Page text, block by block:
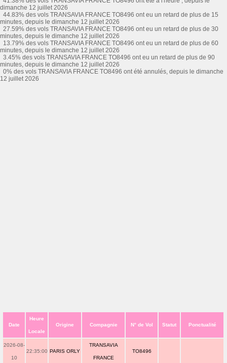
dimanche 12 juillet 2026
44.83% des vols TRANSAVIA FRANCE TO8496 ont eu un retard de plus de 15
minutes, depuis le dimanche 12 juillet 2026
27.59% des vols TRANSAVIA FRANCE TO8496 ont eu un retard de plus de 30
minutes, depuis le dimanche 12 juillet 2026
13.79% des vols TRANSAVIA FRANCE TO8496 ont eu un retard de plus de 60
minutes, depuis le dimanche 12 juillet 2026
3.45% des vols TRANSAVIA FRANCE TO8496 ont eu un retard de plus de 90
minutes, depuis le dimanche 12 juillet 2026
0% des vols TRANSAVIA FRANCE TO8496 ont été annulés, depuis le dimanche
12 juillet 2026
Date
Heure
Locale
Origine Compagnie N° de Vol Statut Ponctualité
2026-08-
10
22:35:00 PARIS ORLY
TRANSAVIA
FRANCE
TO8496